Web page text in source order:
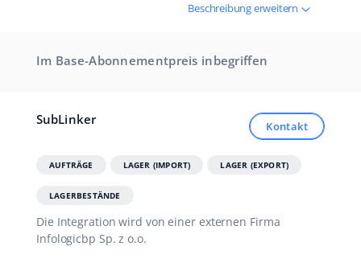
Beschreibung erweitern
Im Base-Abonnementpreis inbegriffen
SubLinker Kontakt
AUFTRÄGE LAGER (IMPORT) LAGER (EXPORT)
LAGERBESTÄNDE
Die Integration wird von einer externen Firma
Infologicbp Sp. z o.o.